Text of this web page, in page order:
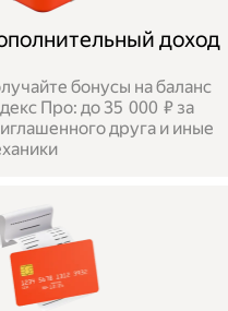
доход
бонусы на баланс
Про: до 35 000 ₽ за
друга и иные